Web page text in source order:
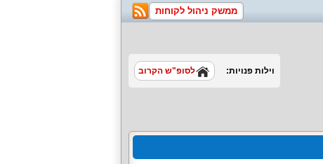
ממשק ניהול לקוחות
וילות פנויות: לסופ"ש הקרוב